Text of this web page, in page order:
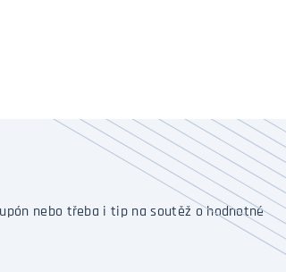
nebo třeba i tip na soutěž o hodnotné